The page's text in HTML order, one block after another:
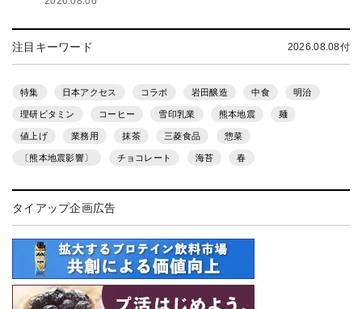
注目キーワード 2026.08.08付
特集 日本アクセス コラボ 岩田醸造 中食 明治
理研ビタミン コーヒー 雪印乳業 熊本地震 麺
値上げ 業務用 抹茶 三菱食品 惣菜
〔熊本地震影響〕 チョコレート 海苔 春
タイアップ企画広告